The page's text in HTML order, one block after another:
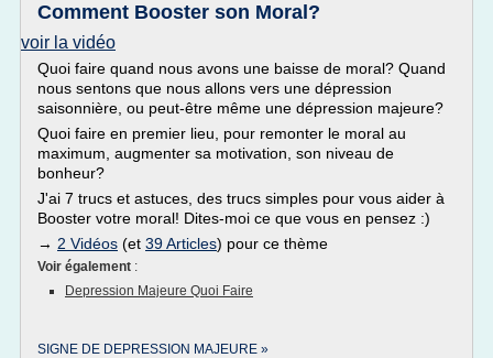
Comment Booster son Moral?
voir la vidéo
Quoi faire quand nous avons une baisse de moral? Quand
nous sentons que nous allons vers une dépression
saisonnière, ou peut-être même une dépression majeure?
Quoi faire en premier lieu, pour remonter le moral au
maximum, augmenter sa motivation, son niveau de
bonheur?
J'ai 7 trucs et astuces, des trucs simples pour vous aider à
Booster votre moral! Dites-moi ce que vous en pensez :)
→ 2 Vidéos (et 39 Articles) pour ce thème
Voir également :
Depression Majeure Quoi Faire
SIGNE DE DEPRESSION MAJEURE »